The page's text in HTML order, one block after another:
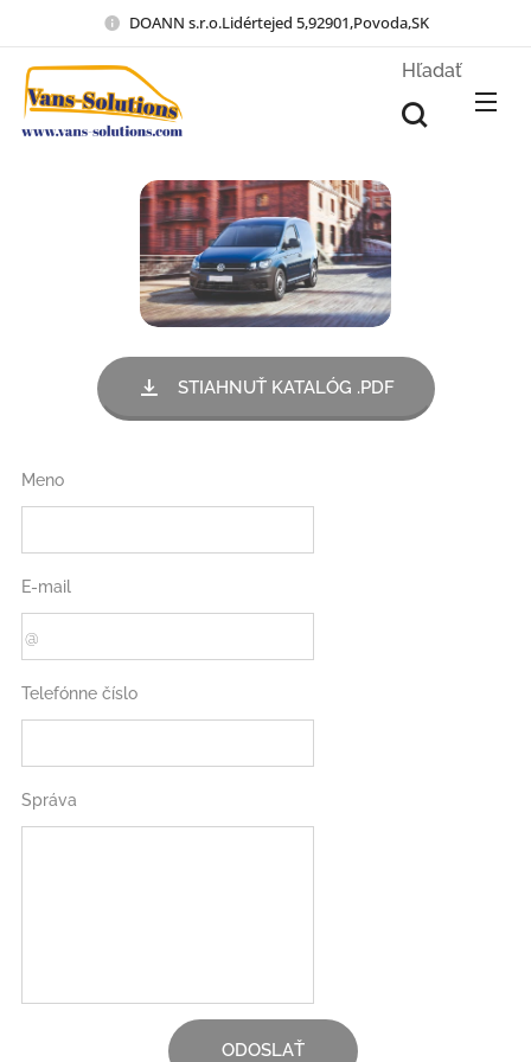
DOANN s.r.o.Lidértejed 5,92901,Povoda,SK
Hľadať
STIAHNUŤ KATALÓG .PDF
Meno
E-mail
Telefónne číslo
Správa
ODOSLAŤ